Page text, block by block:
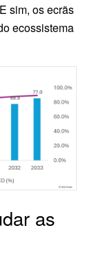
sim, os ecrãs
ecossistema
as